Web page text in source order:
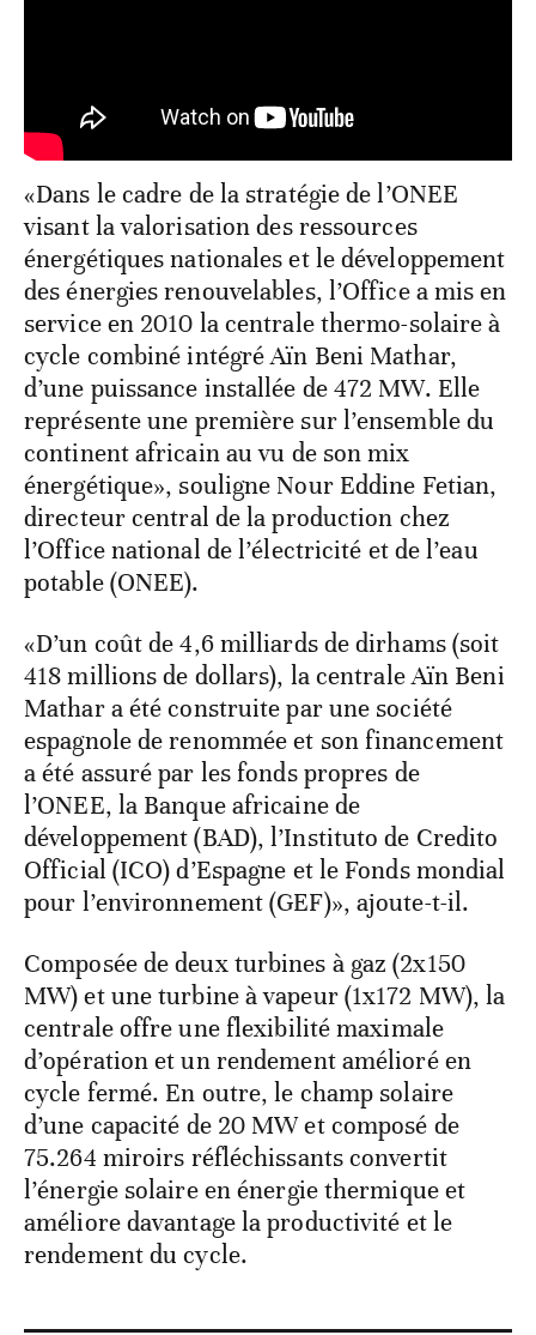
«Dans le cadre de la stratégie de l’ONEE
visant la valorisation des ressources
énergétiques nationales et le développement
des énergies renouvelables, l’Office a mis en
service en 2010 la centrale thermo-solaire à
cycle combiné intégré Aïn Beni Mathar,
d’une puissance installée de 472 MW. Elle
représente une première sur l’ensemble du
continent africain au vu de son mix
énergétique», souligne Nour Eddine Fetian,
directeur central de la production chez
l’Office national de l’électricité et de l’eau
potable (ONEE).
«D’un coût de 4,6 milliards de dirhams (soit
418 millions de dollars), la centrale Aïn Beni
Mathar a été construite par une société
espagnole de renommée et son financement
a été assuré par les fonds propres de
l’ONEE, la Banque africaine de
développement (BAD), l’Instituto de Credito
Official (ICO) d’Espagne et le Fonds mondial
pour l’environnement (GEF)», ajoute-t-il.
Composée de deux turbines à gaz (2x150
MW) et une turbine à vapeur (1x172 MW), la
centrale offre une flexibilité maximale
d’opération et un rendement amélioré en
cycle fermé. En outre, le champ solaire
d’une capacité de 20 MW et composé de
75.264 miroirs réfléchissants convertit
l’énergie solaire en énergie thermique et
améliore davantage la productivité et le
rendement du cycle.